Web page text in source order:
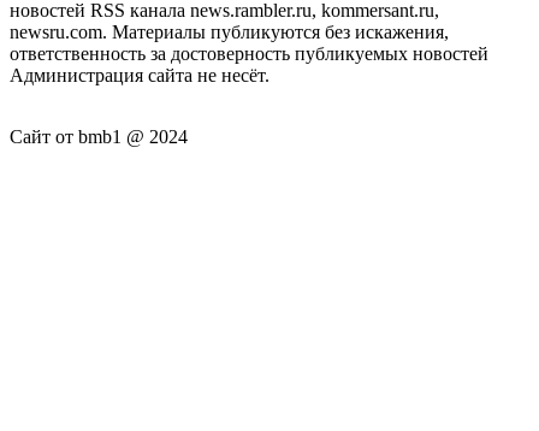
новостей RSS канала news.rambler.ru, kommersant.ru,
newsru.com. Материалы публикуются без искажения,
ответственность за достоверность публикуемых новостей
Администрация сайта не несёт.
Сайт от bmb1 @ 2024